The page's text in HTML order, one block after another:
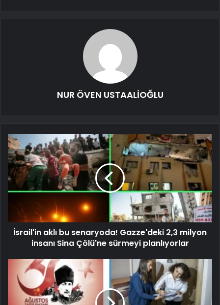
NUR ÖVEN USTAALİOĞLU
İsrail'in aklı bu senaryoda! Gazze'deki 2,3 milyon
insanı Sina Çölü'ne sürmeyi planlıyorlar